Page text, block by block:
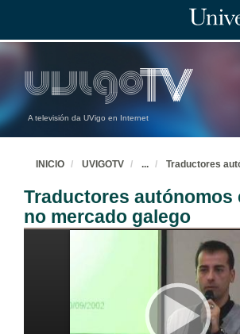
A televisión da UVigo en Internet
INICIO UVIGOTV ... Traductores
Traductores autónomos
no mercado galego